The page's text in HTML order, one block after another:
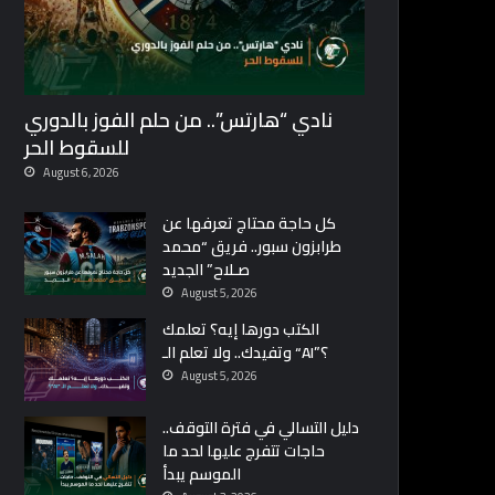
نادي “هارتس”.. من حلم الفوز بالدوري
للسقوط الحر
August 6, 2026
كل حاجة محتاج تعرفها عن
طرابزون سبور.. فريق “محمد
صـلاح” الجديد
August 5, 2026
الكتب دورها إيه؟ تعلمك
وتفيدك.. ولا تعلم الـ “AI”؟
August 5, 2026
دليل التسالي في فترة التوقف..
حاجات تتفرج عليها لحد ما
الموسم يبدأ